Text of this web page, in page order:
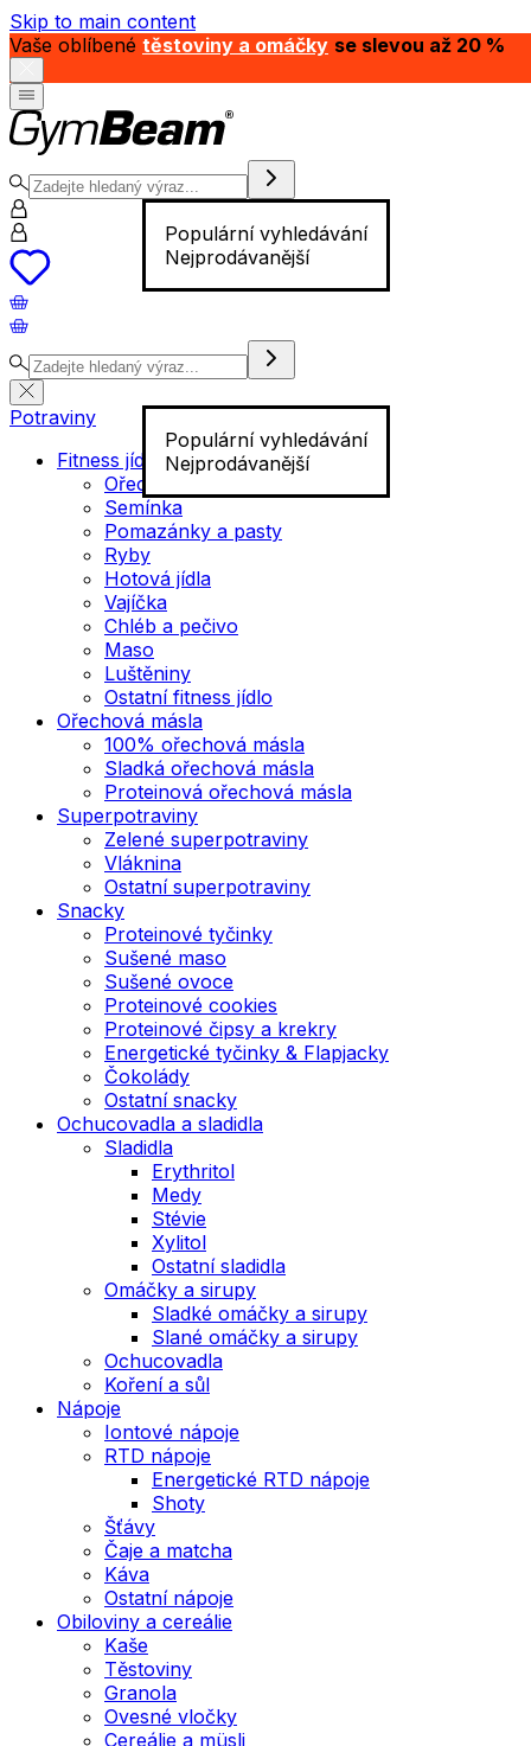
Skip to main content
Vaše oblíbené těstoviny a omáčky se slevou až 20 %
Populární vyhledávání
Nejprodávanější
Populární vyhledávání
Nejprodávanější
Potraviny
Fitness jídlo
Ořechy
Semínka
Pomazánky a pasty
Ryby
Hotová jídla
Vajíčka
Chléb a pečivo
Maso
Luštěniny
Ostatní fitness jídlo
Ořechová másla
100% ořechová másla
Sladká ořechová másla
Proteinová ořechová másla
Superpotraviny
Zelené superpotraviny
Vláknina
Ostatní superpotraviny
Snacky
Proteinové tyčinky
Sušené maso
Sušené ovoce
Proteinové cookies
Proteinové čipsy a krekry
Energetické tyčinky & Flapjacky
Čokolády
Ostatní snacky
Ochucovadla a sladidla
Sladidla
Erythritol
Medy
Stévie
Xylitol
Ostatní sladidla
Omáčky a sirupy
Sladké omáčky a sirupy
Slané omáčky a sirupy
Ochucovadla
Koření a sůl
Nápoje
Iontové nápoje
RTD nápoje
Energetické RTD nápoje
Shoty
Šťávy
Čaje a matcha
Káva
Ostatní nápoje
Obiloviny a cereálie
Kaše
Těstoviny
Granola
Ovesné vločky
Cereálie a müsli